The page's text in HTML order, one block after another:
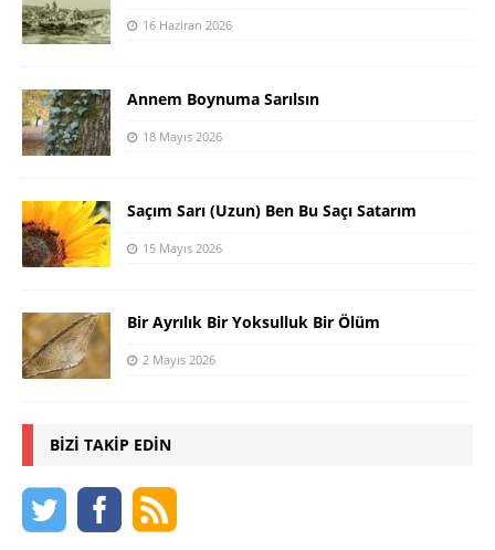
16 Haziran 2026
Annem Boynuma Sarılsın
18 Mayıs 2026
Saçım Sarı (Uzun) Ben Bu Saçı Satarım
15 Mayıs 2026
Bir Ayrılık Bir Yoksulluk Bir Ölüm
2 Mayıs 2026
BIZI TAKIP EDIN